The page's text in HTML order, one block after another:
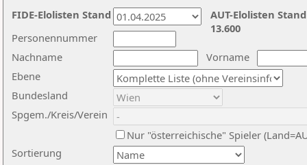
Nachname
Vorname
Ebene
Sortierung
Personennummer
Bundesland
Spgem./Kreis/Verein
Nur "österreichische" Spieler
AUT-Elolisten
13.600
FIDE-Elolisten Stand